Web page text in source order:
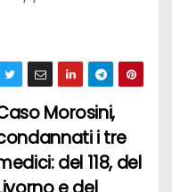
Morosini,
i tre
del 118, del